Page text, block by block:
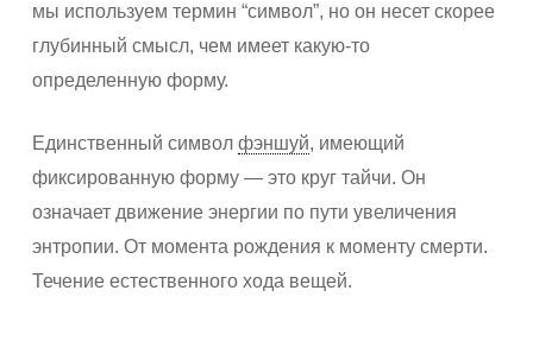
мы используем термин “символ”, но он несет скорее
глубинный смысл, чем имеет какую-то
определенную форму.
Единственный символ фэншуй, имеющий
фиксированную форму — это круг тайчи. Он
означает движение энергии по пути увеличения
энтропии. От момента рождения к моменту смерти.
Течение естественного хода вещей.